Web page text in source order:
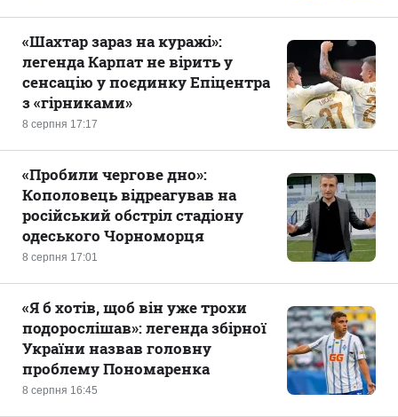
8 серпня 17:17
«Шахтар зараз на куражі»:
легенда Карпат не вірить у
сенсацію у поєдинку Епіцентра
з «гірниками»
8 серпня 17:01
«Пробили чергове дно»:
Кополовець відреагував на
російський обстріл стадіону
одеського Чорноморця
8 серпня 16:45
«Я б хотів, щоб він уже трохи
подорослішав»: легенда збірної
України назвав головну
проблему Пономаренка